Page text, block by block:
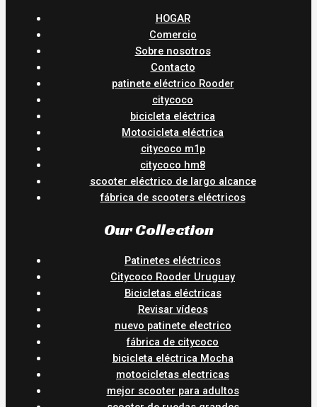
HOGAR
Comercio
Sobre nosotros
Contacto
patinete eléctrico Rooder
citycoco
bicicleta eléctrica
Motocicleta eléctrica
citycoco m1p
citycoco hm8
scooter eléctrico de largo alcance
fábrica de scooters eléctricos
Our Collection
Patinetes eléctricos
Citycoco Rooder Uruguay
Bicicletas eléctricas
Revisar vídeos
nuevo patinete electrico
fábrica de citycoco
bicicleta eléctrica Mocha
motocicletas electricas
mejor scooter para adultos